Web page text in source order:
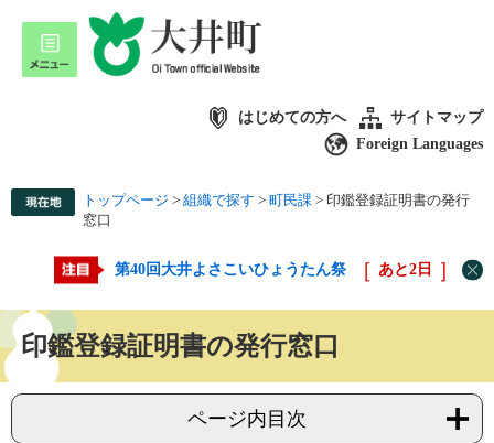
はじめての方へ
サイトマップ
Foreign Languages
トップページ > 組織で探す > 町民課 > 印鑑登録証明書の発行
窓口
第40回大井よさこいひょうたん祭 あと2 日
印鑑登録証明書の発行窓口
ページ内目次